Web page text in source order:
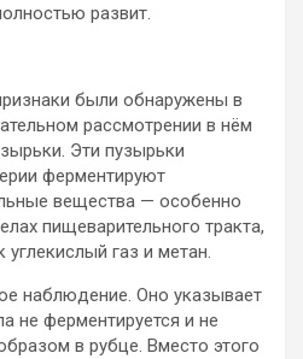
развит.
были обнаружены в
рассмотрении в нём
Эти пузырьки
ферментируют
вещества — особенно
пищеварительного тракта,
газ и метан.
наблюдение. Оно указывает
не ферментируется и не
в рубце. Вместо этого